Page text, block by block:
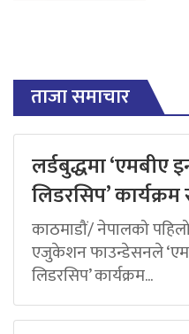
ताजा समाचार
लर्डबुद्धमा ‘एमबीए
लिडरसिप’
काठमाडौं/ नेपालको
एजुकेशन फाउन्डेसनले
लिडरसिप’ कार्यक्रम...